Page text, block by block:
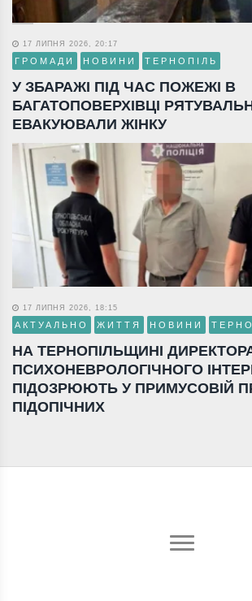
17 ЛИПНЯ 2026, 20:17
ГРОМАДИ НОВИНИ ТЕРНОПІЛЬ
У ЗБАРАЖІ ПІД ЧАС ПОЖЕЖІ В
БАГАТОПОВЕРХІВЦІ
ЕВАКУЮВАЛИ ЖІНКУ
17 ЛИПНЯ 2026, 18:15
АКТУАЛЬНО ЖИТТЯ НОВИНИ
НА ТЕРНОПІЛЬЩИНІ
ПСИХОНЕВРОЛОГІЧНОГО
ПІДОЗРЮЮТЬ У ПРИМУСОВІЙ
ПІДОПІЧНИХ